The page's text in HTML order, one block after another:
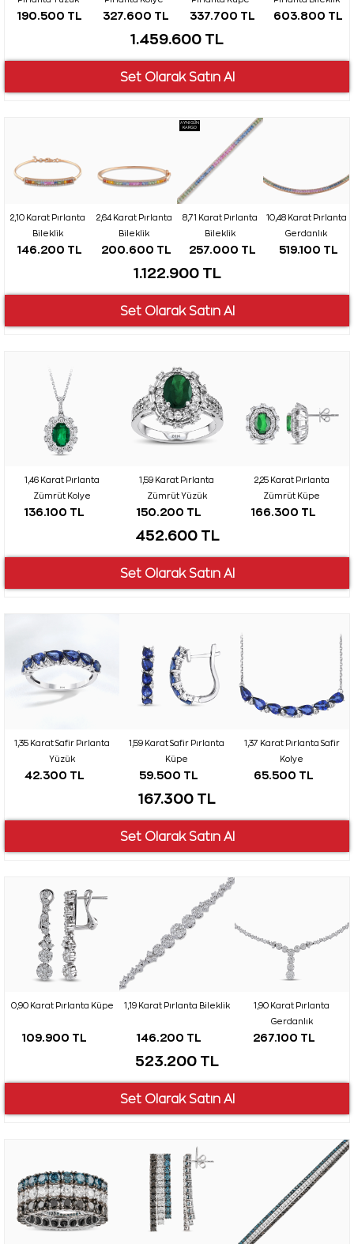
190.500 TL 327.600 TL 337.700 TL 603.800 TL
1.459.600 TL
2,10 Karat Pırlanta
Bileklik
146.200 TL
2,64 Karat Pırlanta
Bileklik
200.600 TL
AYNI GÜN
KARGO
8,71 Karat Pırlanta
Bileklik
257.000 TL
10,48 Karat Pırlanta
Gerdanlık
519.100 TL
1.122.900 TL
1,46 Karat Pırlanta
Zümrüt Kolye
136.100 TL
1,59 Karat Pırlanta
Zümrüt Yüzük
150.200 TL
2,25 Karat Pırlanta
Zümrüt Küpe
166.300 TL
452.600 TL
1,35 Karat Safir Pırlanta
Yüzük
42.300 TL
1,59 Karat Safir Pırlanta
Küpe
59.500 TL
1,37 Karat Pırlanta Safir
Kolye
65.500 TL
167.300 TL
0,90 Karat Pırlanta Küpe
109.900 TL
1,19 Karat Pırlanta Bileklik
146.200 TL
1,90 Karat Pırlanta
Gerdanlık
267.100 TL
523.200 TL